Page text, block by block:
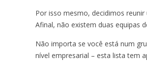
Por isso mesmo, decidimos
Afinal, não existem duas equipas
Não importa se você está num
nível empresarial – esta lista tem